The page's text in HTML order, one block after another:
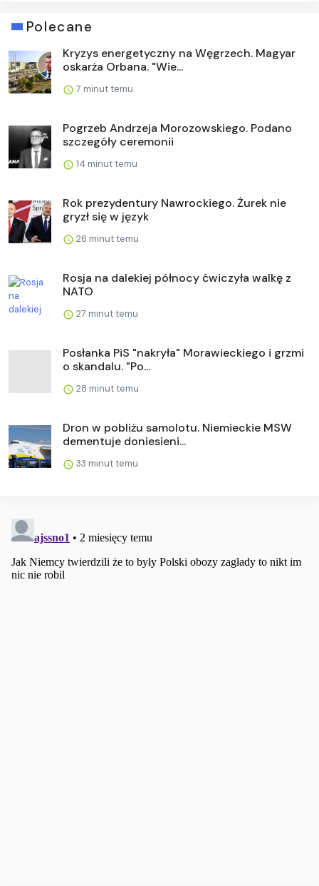
Polecane
Kryzys energetyczny na Węgrzech. Magyar
oskarża Orbana. "Wie...
7 minut temu
Pogrzeb Andrzeja Morozowskiego. Podano
szczegóły ceremonii
14 minut temu
Rok prezydentury Nawrockiego. Żurek nie
gryzł się w język
26 minut temu
Rosja na dalekiej północy ćwiczyła walkę z
NATO
27 minut temu
Posłanka PiS "nakryła" Morawieckiego i grzmi
o skandalu. "Po...
28 minut temu
Dron w pobliżu samolotu. Niemieckie MSW
dementuje doniesieni...
33 minut temu